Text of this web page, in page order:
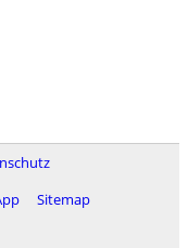
Sitemap